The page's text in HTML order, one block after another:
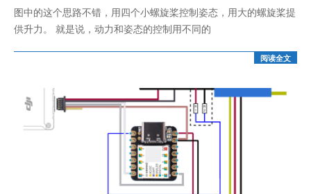
01-
03
图中的这个思路不错，用四个小螺旋桨控制姿态，用大的螺旋桨提
供升力。 就是说，动力和姿态的控制用不同的
阅读全文